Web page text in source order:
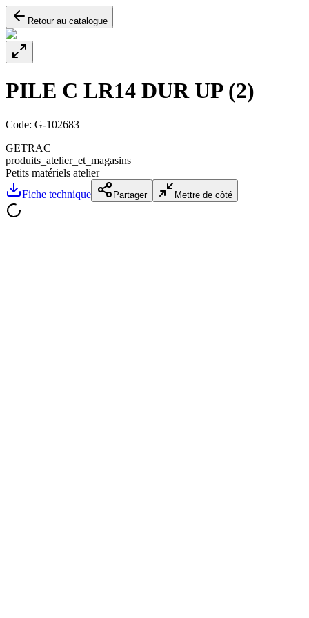
Retour au catalogue
PILE C LR14 DUR UP (2)
Code: G-102683
GETRAC
produits_atelier_et_magasins
Petits matériels atelier
Fiche technique
Partager Mettre de côté